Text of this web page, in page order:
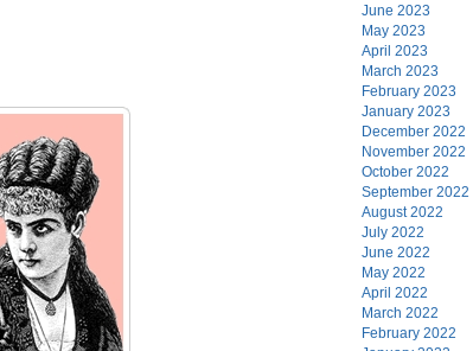
June 2023
May 2023
April 2023
March 2023
February 2023
January 2023
December 2022
November 2022
October 2022
September 2022
August 2022
July 2022
June 2022
May 2022
April 2022
March 2022
February 2022